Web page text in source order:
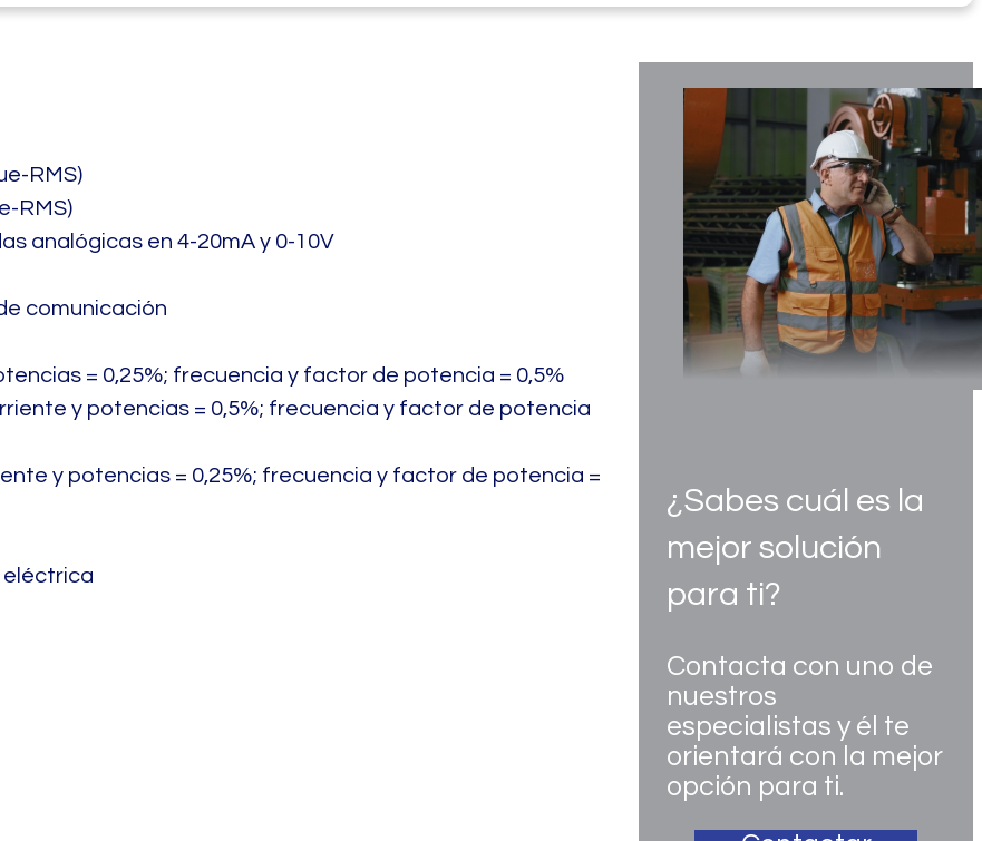
RMS)
RMS)
analógicas en 4-20mA y 0-10V
comunicación
= 0,25%; frecuencia y factor de potencia = 0,5%
y potencias = 0,5%; frecuencia y factor de potencia
y potencias = 0,25%; frecuencia y factor de potencia =
eléctrica
¿Sabes cuál es la
mejor solución
para ti?
Contacta con uno de
nuestros
especialistas y él te
orientará con la mejor
opción para ti.